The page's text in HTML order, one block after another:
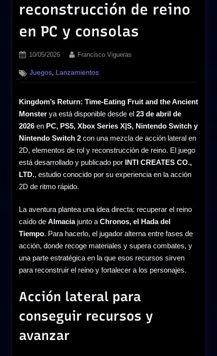
reconstrucción de reino
en PC y consolas
Posted
10/05/2026 By
Francisco Vigueras
Juegos, Lanzamientos
Kingdom’s Return: Time-Eating Fruit and the Ancient
Monster ya está disponible desde el 23 de abril de
2026 en PC, PS5, Xbox Series X|S, Nintendo Switch y
Nintendo Switch 2 con una mezcla de acción lateral en
2D, elementos de rol y reconstrucción de reino. El juego
está desarrollado y publicado por INTI CREATES CO.,
LTD., estudio conocido por su experiencia en la acción
2D de ritmo rápido.
La aventura plantea una idea directa: recuperar el reino
caído de Almaciajunto aChronos, el Hada del
Tiempo. Para hacerlo, el jugador alterna entre fases de
acción, donde recoge materiales y supera combates, y
una parte estratégica en la que esos recursos sirven
para reconstruir el reino y fortalecer a los personajes.
Acción lateral para
conseguir recursos y
avanzar